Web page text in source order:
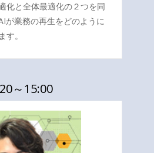
化と全体最適化の２つを同
が業務の再生をどのように
す。
～15:00